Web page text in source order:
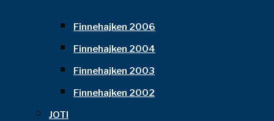
Finnehajken 2006
Finnehajken 2004
Finnehajken 2003
Finnehajken 2002
JOTI